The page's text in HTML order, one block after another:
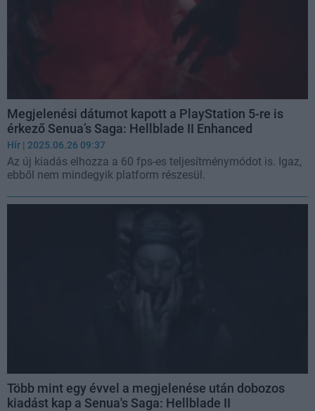
Megjelenési dátumot kapott a PlayStation 5-re is
érkező Senua’s Saga: Hellblade II Enhanced
Hír | 2025.06.26 09:37
Az új kiadás elhozza a 60 fps-es teljesítménymódot is. Igaz,
ebből nem mindegyik platform részesül.
Több mint egy évvel a megjelenése után dobozos
kiadást kap a Senua's Saga: Hellblade II